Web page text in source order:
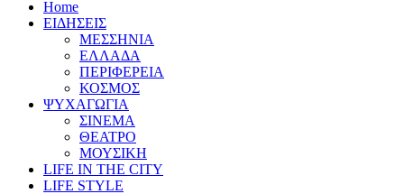
Home
ΕΙΔΗΣΕΙΣ
ΜΕΣΣΗΝΙΑ
ΕΛΛΑΔΑ
ΠΕΡΙΦΕΡΕΙΑ
ΚΟΣΜΟΣ
ΨΥΧΑΓΩΓΙΑ
ΣΙΝΕΜΑ
ΘΕΑΤΡΟ
ΜΟΥΣΙΚΗ
LIFE IN THE CITY
LIFE STYLE